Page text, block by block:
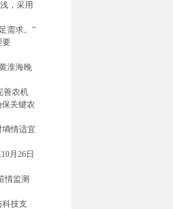
，采用
需求。”
要
淮海晚
善农机
关键农
情适宜
月26日
情监测
技支